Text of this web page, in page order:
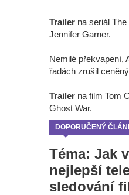
Trailer na seriál
Jennifer Garner.
Nemilé překvapení,
řadách zrušil
Trailer na film Tom
Ghost War.
DOPORUČENÝ
Téma: Jak
nejlepší
sledování